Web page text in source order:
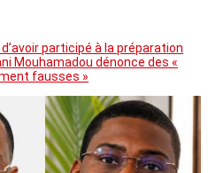
participé à la préparation
Mouhamadou dénonce des «
fausses »